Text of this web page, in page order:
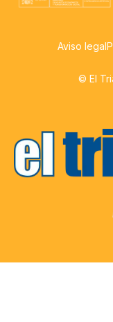
Aviso legal
© El